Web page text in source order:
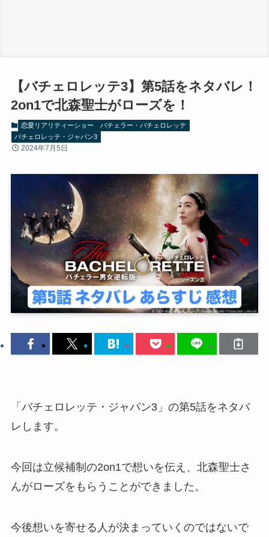
【バチェロレッテ3】第5話をネタバレ！
2on1で北森聖士がローズを！
恋愛リアリティーショー
バチェラー・バチェロレッテ
バチェロレッテ・ジャパン3
2024年7月5日
「バチェロレッテ・ジャパン3」の第5話をネタバ
レします。
今回は立候補制の2on1で想いを伝え、北森聖士さ
んがローズをもらうことができました。
今後想いを寄せる人が決まっていくのではないで